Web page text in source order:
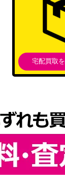
宅配買取